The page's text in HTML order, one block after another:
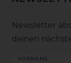
Newsletter
deinen
VORNAME